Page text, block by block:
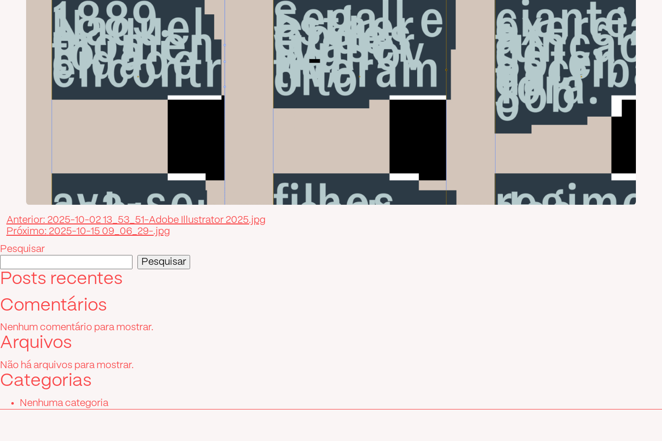
Navegação
de
Post
Anterior: 2025-10-02 13_53_51-Adobe Illustrator 2025.jpg
Próximo: 2025-10-15 09_06_29-.jpg
Pesquisar
Pesquisar
Posts recentes
Comentários
Nenhum comentário para mostrar.
Arquivos
Não há arquivos para mostrar.
Categorias
Nenhuma categoria